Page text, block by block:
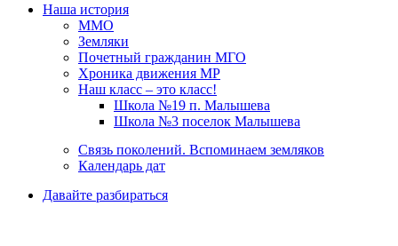
Наша история
ММО
Земляки
Почетный гражданин МГО
Хроника движения МР
Наш класс – это класс!
Школа №19 п. Малышева
Школа №3 поселок Малышева
Связь поколений. Вспоминаем земляков
Календарь дат
Давайте разбираться